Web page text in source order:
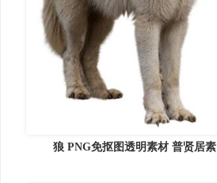
狼 PNG免抠图透明素材 普贤居素